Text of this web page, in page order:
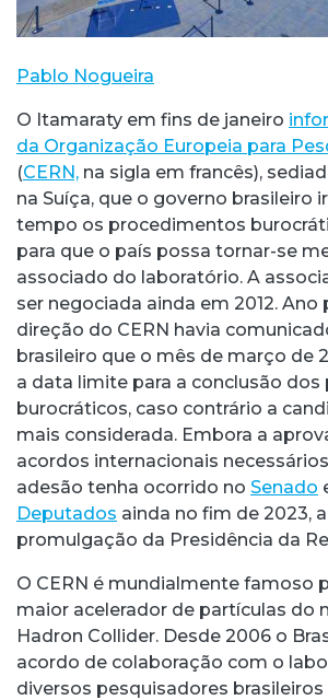
Pablo Nogueira
O Itamaraty em fins de janeiro
da Organização Europeia para
(CERN, na sigla em francês),
na Suíça, que o governo brasileiro
tempo os procedimentos
para que o país possa tornar-se
associado do laboratório. A
ser negociada ainda em 2012. Ano
direção do CERN havia
brasileiro que o mês de março de
a data limite para a conclusão
burocráticos, caso contrário a
mais considerada. Embora a
acordos internacionais
adesão tenha ocorrido no Senado
Deputados ainda no fim de 2023,
promulgação da Presidência da
O CERN é mundialmente famoso
maior acelerador de partículas do
Hadron Collider. Desde 2006 o
acordo de colaboração com o
diversos pesquisadores